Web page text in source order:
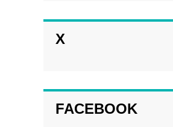
X
FACEBOOK